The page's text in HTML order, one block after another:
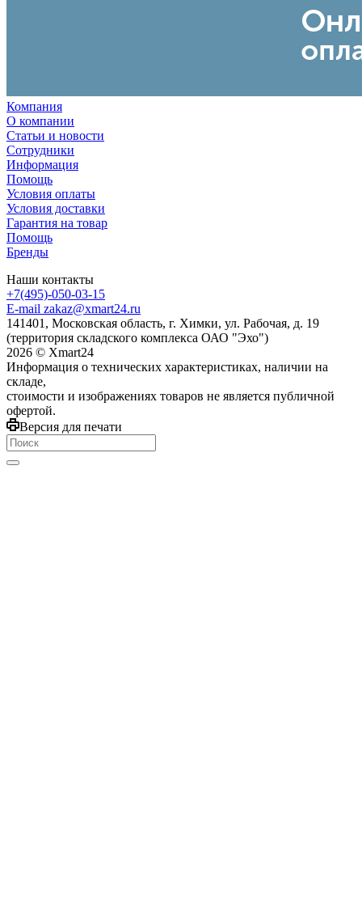
Компания
О компании
Статьи и новости
Сотрудники
Информация
Помощь
Условия оплаты
Условия доставки
Гарантия на товар
Помощь
Бренды
Наши контакты
+7(495)-050-03-15
E-mail zakaz@xmart24.ru
141401, Московская область, г. Химки, ул. Рабочая, д. 19
(территория складского комплекса ОАО "Эхо")
2026 © Хmart24
Информация о технических характеристиках, наличии на
складе,
стоимости и изображениях товаров не является публичной
офертой.
Версия для печати